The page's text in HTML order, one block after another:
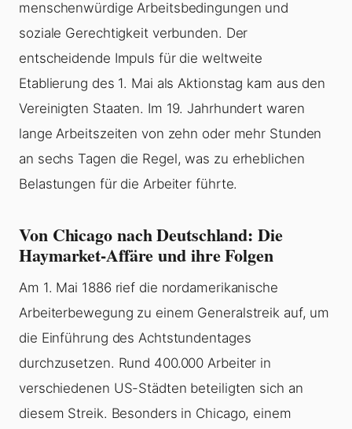
menschenwürdige Arbeitsbedingungen und
soziale Gerechtigkeit verbunden. Der
entscheidende Impuls für die weltweite
Etablierung des 1. Mai als Aktionstag kam aus den
Vereinigten Staaten. Im 19. Jahrhundert waren
lange Arbeitszeiten von zehn oder mehr Stunden
an sechs Tagen die Regel, was zu erheblichen
Belastungen für die Arbeiter führte.
Von Chicago nach Deutschland: Die
Haymarket-Affäre und ihre Folgen
Am 1. Mai 1886 rief die nordamerikanische
Arbeiterbewegung zu einem Generalstreik auf, um
die Einführung des Achtstundentages
durchzusetzen. Rund 400.000 Arbeiter in
verschiedenen US-Städten beteiligten sich an
diesem Streik. Besonders in Chicago, einem